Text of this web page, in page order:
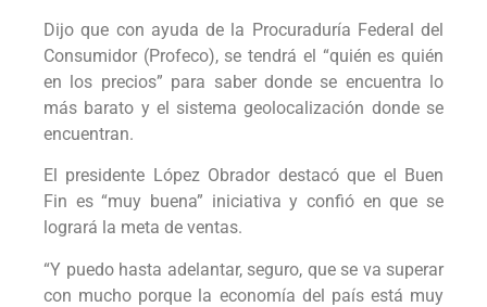
Dijo que con ayuda de la Procuraduría Federal del
Consumidor (Profeco), se tendrá el “quién es quién
en los precios” para saber donde se encuentra lo
más barato y el sistema geolocalización donde se
encuentran.
El presidente López Obrador destacó que el Buen
Fin es “muy buena” iniciativa y confió en que se
logrará la meta de ventas.
“Y puedo hasta adelantar, seguro, que se va superar
con mucho porque la economía del país está muy